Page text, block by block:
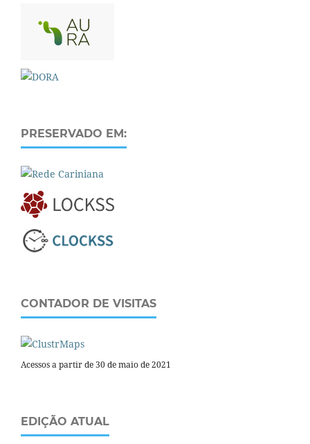
PRESERVADO EM:
CONTADOR DE VISITAS
Acessos a partir de 30 de maio de 2021
EDIÇÃO ATUAL